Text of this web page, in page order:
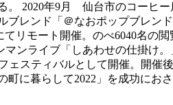
2020年9月 仙台市のコーヒ
レンド「＠なおポップブレン
リモート開催。のべ6040名
ンライブ「しあわせの仕掛け
スティバルとして開催。開催
に暮らして2022」を成功にお